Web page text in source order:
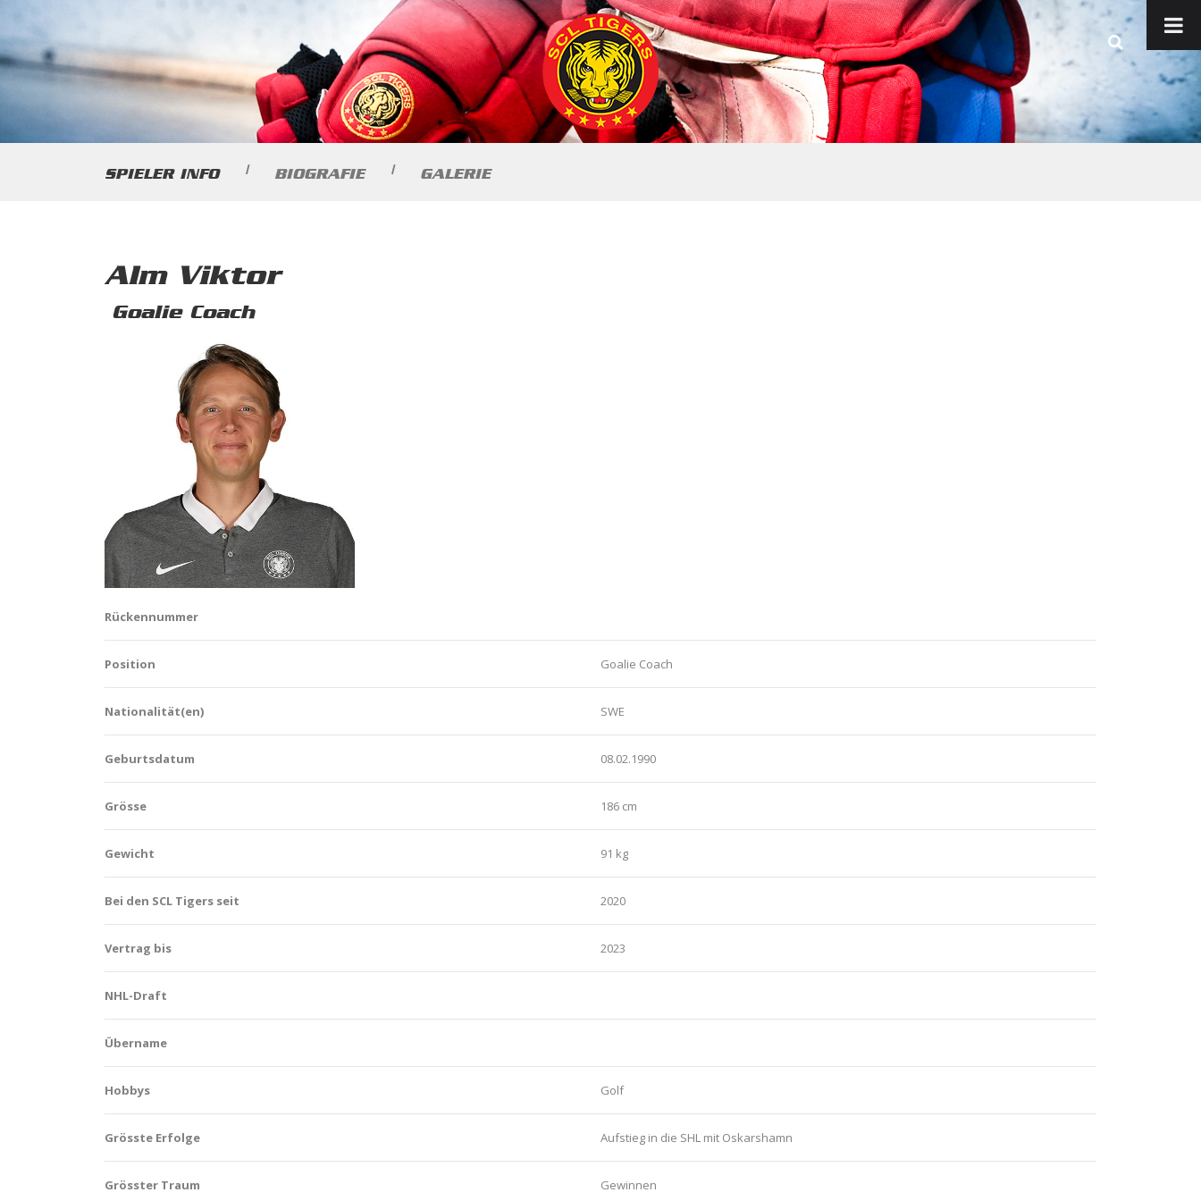
SPIELER INFO | BIOGRAFIE | GALERIE
Alm Viktor
Goalie Coach
Rückennummer
Position Goalie Coach
Nationalität(en) SWE
Geburtsdatum 08.02.1990
Grösse 186 cm
Gewicht 91 kg
Bei den SCL Tigers seit 2020
Vertrag bis 2023
NHL-Draft
Übername
Hobbys Golf
Grösste Erfolge Aufstieg in die SHL mit Oskarshamn
Grösster Traum Gewinnen